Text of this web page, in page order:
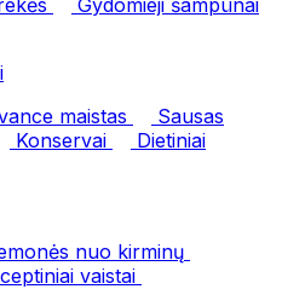
Gydomieji šampūnai
maistas
Sausas
Konservai
Dietiniai
nuo kirminų
vaistai